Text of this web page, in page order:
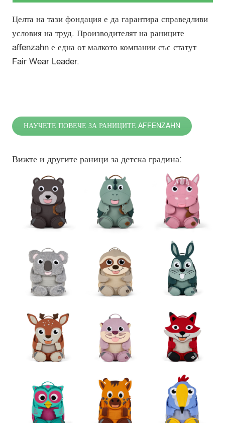
Целта на тази фондация е да гарантира справедливи
условия на труд. Производителят на раниците
affenzahn е една от малкото компании със статут
Fair Wear Leader.
НАУЧЕТЕ ПОВЕЧЕ ЗА РАНИЦИТЕ AFFENZAHN
Вижте и другите раници за детска градина: